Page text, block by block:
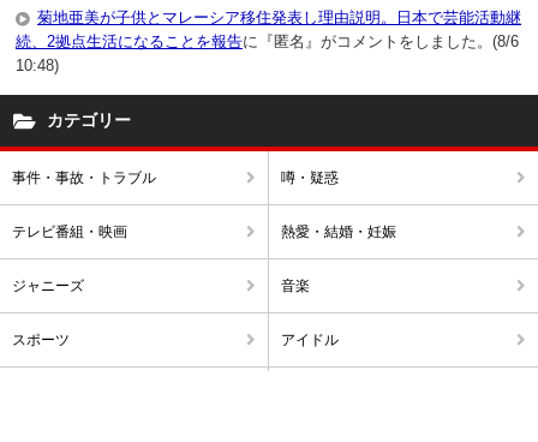
菊地亜美が子供とマレーシア移住発表し理由説明。日本で芸能活動継
続、2拠点生活になることを報告に『匿名』がコメントをしました。(8/6
10:48)
カテゴリー
事件・事故・トラブル 噂・疑惑
テレビ番組・映画 熱愛・結婚・妊娠
ジャニーズ 音楽
スポーツ アイドル